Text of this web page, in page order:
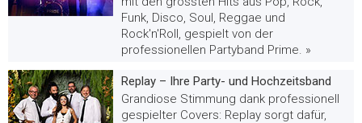
Funk, Disco, Soul, Reggae und
Rock'n'Roll, gespielt von der
professionellen Partyband Prime. »
Replay – Ihre Party- und Hochzeitsband
Grandiose Stimmung dank professionell
gespielter Covers: Replay sorgt dafür,